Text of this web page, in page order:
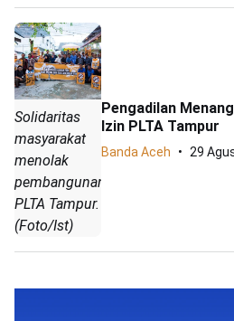
Solidaritas
masyarakat
menolak
pembangunan
PLTA Tampur.
(Foto/Ist)
Pengadilan
Izin PLTA Tampur
Banda Aceh 29